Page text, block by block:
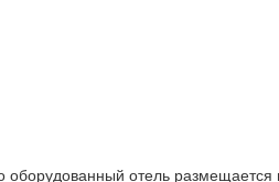
отель размещается